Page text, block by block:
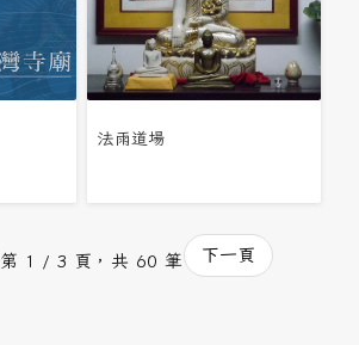
法雨道場
第 1 / 3 頁，共 60 筆 下一頁